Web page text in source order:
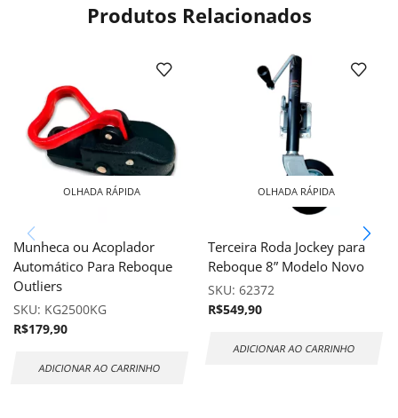
Produtos Relacionados
OLHADA RÁPIDA
Munheca ou Acoplador
Automático Para Reboque
Outliers
SKU: KG2500KG
R$179,90
ADICIONAR AO CARRINHO
OLHADA RÁPIDA
Terceira Roda Jockey para
Reboque 8” Modelo Novo
SKU: 62372
R$549,90
ADICIONAR AO CARRINHO